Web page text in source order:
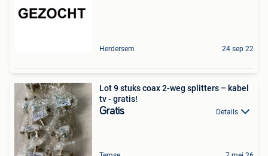
Herdersem 24 sep 22
Lot 9 stuks coax 2-weg splitters – kabel
tv - gratis!
Gratis Details